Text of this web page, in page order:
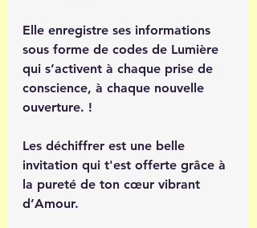
Elle enregistre ses informations
sous forme de codes de Lumière
qui s’activent à chaque prise de
conscience, à chaque nouvelle
ouverture. !
Les déchiffrer est une belle
invitation qui t'est offerte grâce à
la pureté de ton cœur vibrant
d’Amour.